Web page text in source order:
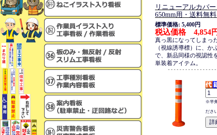
リニューアルカバ
650mm用・送料無
標準価格: 5,400円
税込価格 4,854
真っ黒になってしまっ
（視線誘導標）に、か
で、新品同様の視認性
単装着アイテム。
※半
ださ